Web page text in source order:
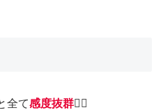
全て感度抜群🙆‍♂️